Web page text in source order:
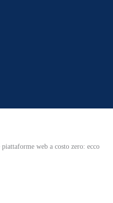
web a costo zero: ecco